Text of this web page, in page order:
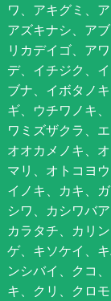
ワ、アキグミ、
アズキナシ、ア
リカデイゴ、ア
デ、イチジク、
ブナ、イボタノ
ギ、ウチワノキ
ワミズザクラ、
オオカメノキ、
マリ、オトコヨ
イノキ、カキ、
シワ、カシワバ
カラタチ、カリ
ゲ、キソケイ、
ンシバイ、クコ
キ、クリ、クロ